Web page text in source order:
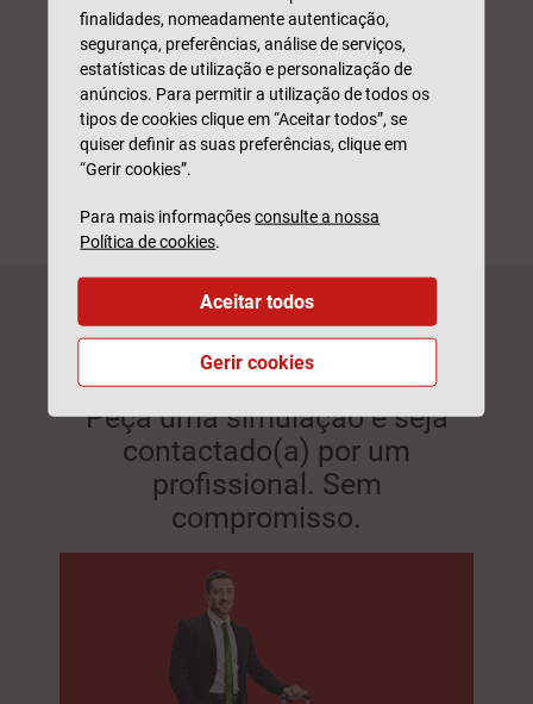
Geográfica
Europa ou todo o Mundo
VIDA SEM
FRONTEIRAS
Peça uma simulação e seja
contactado(a) por um
profissional. Sem
compromisso.
finalidades, nomeadamente autenticação,
segurança, preferências, análise de serviços,
estatísticas de utilização e personalização de
anúncios. Para permitir a utilização de todos os
tipos de cookies clique em “Aceitar todos”, se
quiser definir as suas preferências, clique em
“Gerir cookies”.
Para mais informaçõesconsulte a nossa
Política de cookies.
Gerir cookies
Aceitar todos